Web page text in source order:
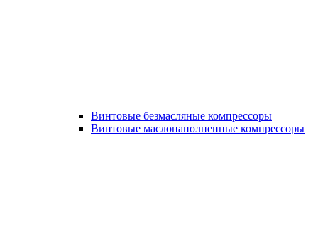
Винтовые безмасляные компрессоры
Винтовые маслонаполненные компрессоры